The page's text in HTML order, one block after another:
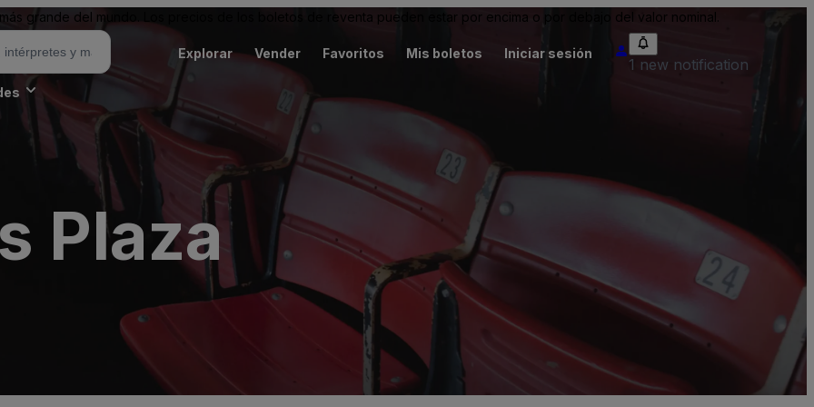
grande del mundo. Los precios de los boletos de reventa pueden estar por encima o por debajo del valor nominal.
Explorar Vender Favoritos Mis boletos Iniciar sesión
1 new notification
Plaza